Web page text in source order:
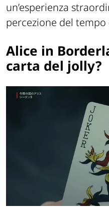
un’esperienza
percezione del tempo
Alice in
carta del jolly?